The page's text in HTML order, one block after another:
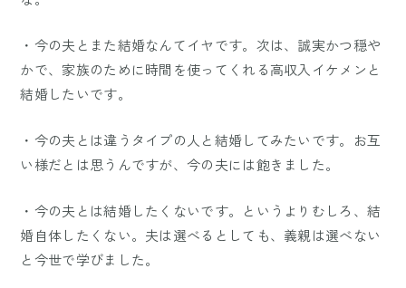
・今の夫とまた結婚なんてイヤです。次は、誠実かつ穏や
かで、家族のために時間を使ってくれる高収入イケメンと
結婚したいです。
・今の夫とは違うタイプの人と結婚してみたいです。お互
い様だとは思うんですが、今の夫には飽きました。
・今の夫とは結婚したくないです。というよりむしろ、結
婚自体したくない。夫は選べるとしても、義親は選べない
と今世で学びました。